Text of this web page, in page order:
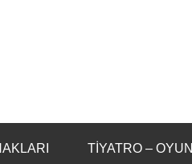
TİYATRO – OYUN